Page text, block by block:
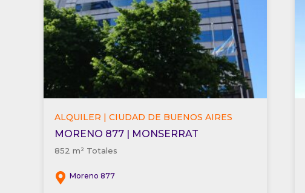
ALQUILER | CIUDAD DE BUENOS AIRES
MORENO 877 | MONSERRAT
852 m² Totales
Moreno 877